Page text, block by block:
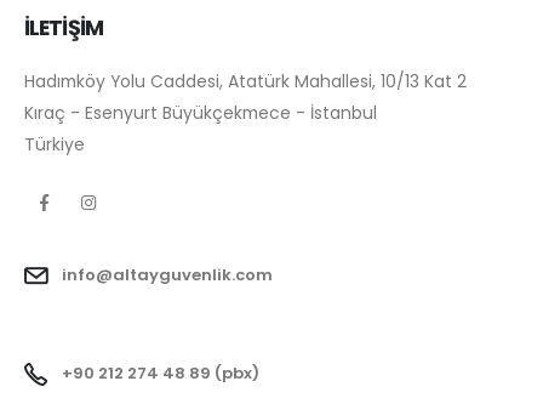
İLETİŞİM
Hadımköy Yolu Caddesi, Atatürk Mahallesi, 10/13 Kat 2
Kıraç - Esenyurt Büyükçekmece - İstanbul
Türkiye
info@altayguvenlik.com
+90 212 274 48 89 (pbx)